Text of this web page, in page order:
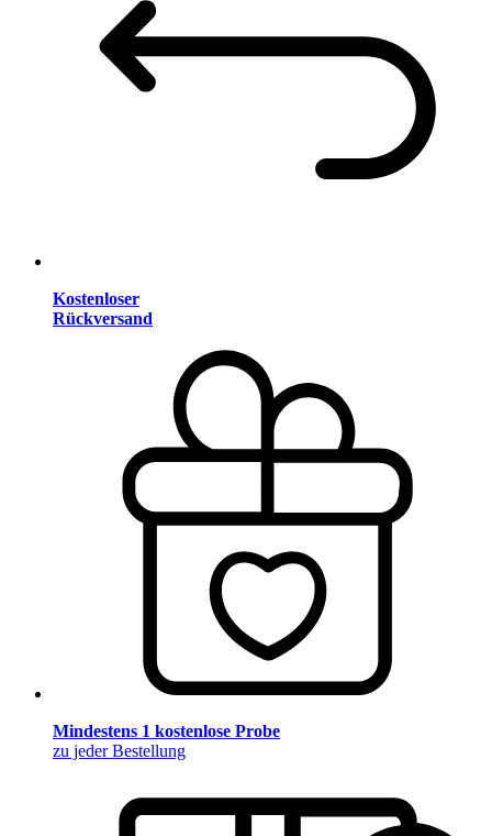
Kostenloser
Rückversand
Mindestens 1 kostenlose Probe
zu jeder Bestellung